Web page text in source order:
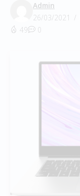
Admin
26/03/2021
49
0